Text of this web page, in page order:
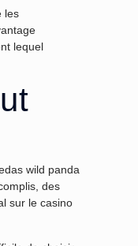
les
lequel
des
sur le casino